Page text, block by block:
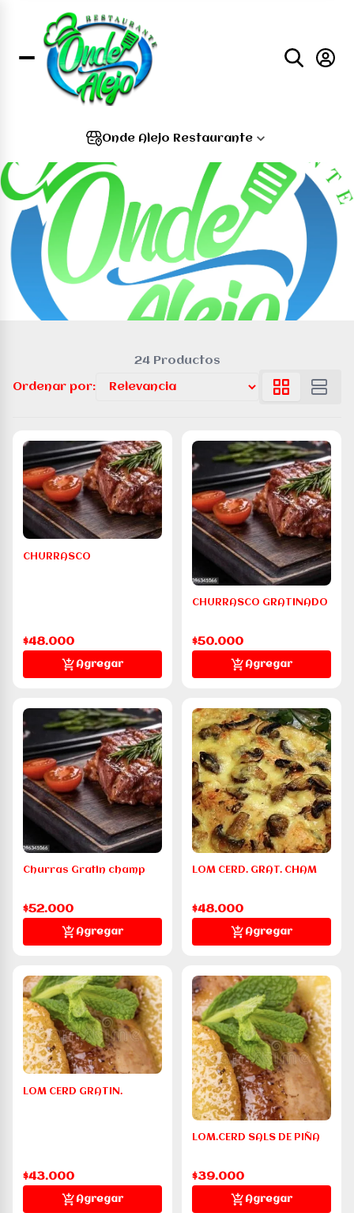
Onde Alejo Restaurante
24 Productos
Ordenar por:
CHURRASCO
$48.000
Agregar
CHURRASCO GRATINADO
$50.000
Agregar
Churras Gratin champ
$52.000
Agregar
LOM CERD. GRAT. CHAM
$48.000
Agregar
LOM CERD GRATIN.
$43.000
Agregar
LOM.CERD SALS DE PIÑA
$39.000
Agregar